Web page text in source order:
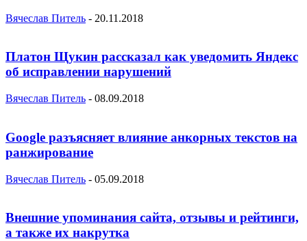
Вячеслав Питель - 20.11.2018
Платон Щукин рассказал как уведомить Яндекс
об исправлении нарушений
Вячеслав Питель - 08.09.2018
Google разъясняет влияние анкорных текстов на
ранжирование
Вячеслав Питель - 05.09.2018
Внешние упоминания сайта, отзывы и рейтинги,
а также их накрутка